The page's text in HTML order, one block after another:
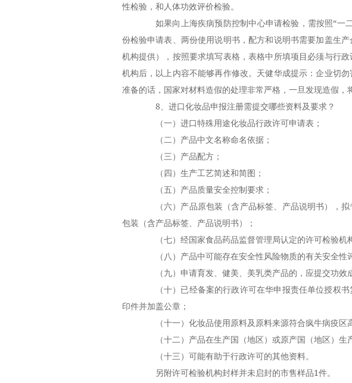
性检验，和人体功效评价检验。
如果向上海疾病预防控制中心申请检验，需按照“一
份检验申请表、两份使用说明书，配方和说明书需要加盖生
机构提供），按照要求填写表格，表格中所填项目必须与行
机构后，以上内容不能够再作修改。天健华成提示：企业切
准备的话，国家对材料造假的处理非常严格，一旦发现造假，
8、进口化妆品申报注册需提交哪些资料及要求？
（一）进口特殊用途化妆品行政许可申请表；
（二）产品中文名称命名依据；
（三）产品配方；
（四）生产工艺简述和简图；
（五）产品质量安全控制要求；
（六）产品原包装（含产品标签、产品说明书），拟
包装（含产品标签、产品说明书）；
（七）经国家食品药品监督管理局认定的许可检验机
（八）产品中可能存在安全性风险物质的有关安全性
（九）申请育发、健美、美乳类产品的，应提交功效
（十）已经备案的行政许可在华申报责任单位授权书
印件并加盖公章；
（十一）化妆品使用原料及原料来源符合疯牛病疫区
（十二）产品在生产国（地区）或原产国（地区）生
（十三）可能有助于行政许可的其他资料。
另附许可检验机构封样并未启封的市售样品1件。